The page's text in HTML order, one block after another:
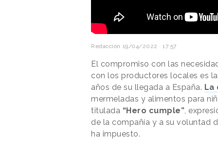
Redacción 19/04/2022 · 17:57
El compromiso con las
con los productores locales es
años de su llegada a España.
mermeladas y alimentos para
titulada “Hero cumple”,
de la compañía y a su voluntad
ha impuesto.